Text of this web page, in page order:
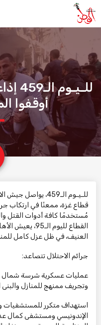
أوقفوا
للـيـوم الـ459،
قطاع غزة، ممعنًا في ارتكاب
مُستخدمًا كافة أدوات القتل
القطاع لليوم
العنيف، في ظل عزل كامل
جرائم الاحتلال تتصاعد:
عمليات عسكرية شرسة شمال
وتجريف ممنهج للمنازل والبنى
استهداف متكرر للمستشفيات
الإندونيسي ومستشفى كمال